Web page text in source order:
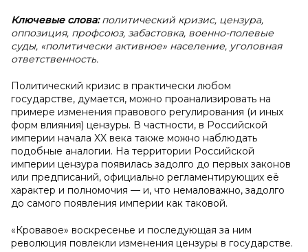
Ключевые слова:политический кризис, цензура,
оппозиция, профсоюз, забастовка, военно-полевые
суды, «политически активное» население, уголовная
ответственность.
Политический кризис в практически любом
государстве, думается, можно проанализировать на
примере изменения правового регулирования (и иных
форм влияния) цензуры. В частности, в Российской
империи начала XX века также можно наблюдать
подобные аналогии. На территории Российской
империи цензура появилась задолго до первых законов
или предписаний, официально регламентирующих её
характер и полномочия — и, что немаловажно, задолго
до самого появления империи как таковой.
«Кровавое» воскресенье и последующая за ним
революция повлекли изменения цензуры в государстве.